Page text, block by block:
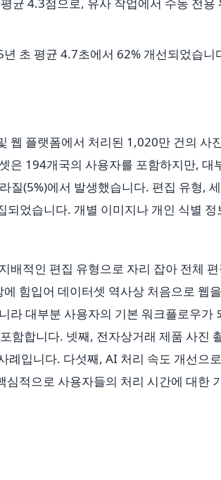
균 4.3점으로, 유사 작업에서 수동 전용
초 평균 4.7초에서 62% 개선되었습니
웹 플랫폼에서 처리된 1,020만 건의 사
은 194개국의 사용자를 포함하지만, 대
질(5%)에서 발생했습니다. 편집 유형,
었습니다. 개별 이미지나 개인 식별 정
배적인 편집 유형으로 자리 잡아 전체
힘입어 데이터셋 역사상 처음으로 웹
라 대부분 사용자의 기본 워크플로우가
함합니다. 넷째, 전자상거래 제품 사진
례입니다. 다섯째, AI 처리 속도 개선으
적으로 사용자들의 처리 시간에 대한